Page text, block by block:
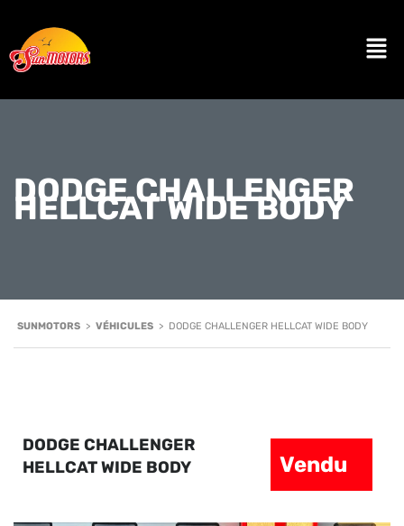
DODGE CHALLENGER
HELLCAT WIDE BODY
SUNMOTORS > VÉHICULES > DODGE CHALLENGER HELLCAT WIDE BODY
DODGE CHALLENGER
HELLCAT WIDE BODY
Vendu